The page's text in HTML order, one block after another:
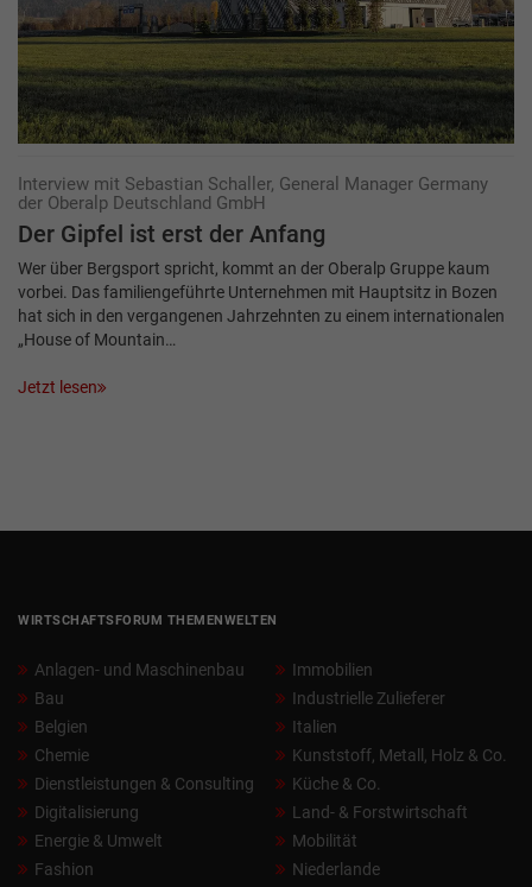
Interview mit Sebastian Schaller, General Manager Germany
der Oberalp Deutschland GmbH
Der Gipfel ist erst der Anfang
Wer über Bergsport spricht, kommt an der Oberalp Gruppe kaum
vorbei. Das familiengeführte Unternehmen mit Hauptsitz in Bozen
hat sich in den vergangenen Jahrzehnten zu einem internationalen
„House of Mountain…
Jetzt lesen
WIRTSCHAFTSFORUM THEMENWELTEN
Anlagen- und Maschinenbau
Bau
Belgien
Chemie
Dienstleistungen & Consulting
Digitalisierung
Energie & Umwelt
Fashion
Immobilien
Industrielle Zulieferer
Italien
Kunststoff, Metall, Holz & Co.
Küche & Co.
Land- & Forstwirtschaft
Mobilität
Niederlande